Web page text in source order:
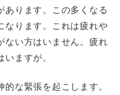
あります。この多くなる
なります。これは疲れや
ない方はいません。疲れ
ますが。
な緊張を起こします。